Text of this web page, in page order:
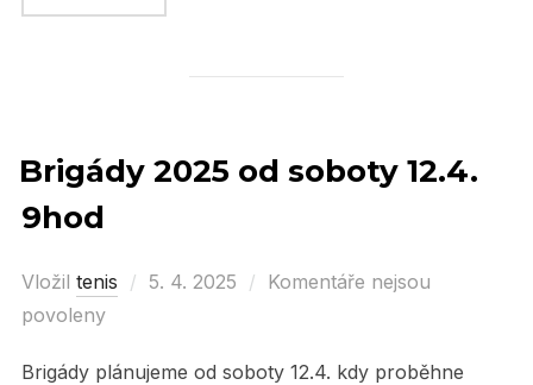
Brigády 2025 od soboty 12.4.
9hod
Vložil tenis
Posted
5. 4. 2025
Komentáře nejsou
povoleny
Brigády plánujeme od soboty 12.4. kdy proběhne